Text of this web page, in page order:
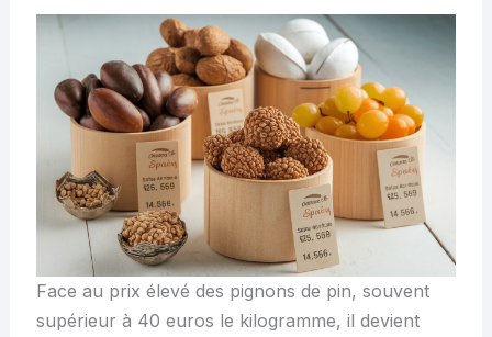
Face au prix élevé des pignons de pin, souvent
supérieur à 40 euros le kilogramme, il devient